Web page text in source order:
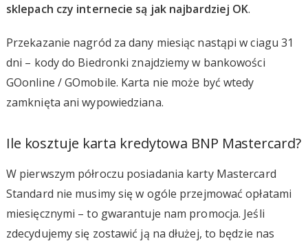
sklepach czy internecie są jak najbardziej OK.
Przekazanie nagród za dany miesiąc nastąpi w ciagu 31
dni – kody do Biedronki znajdziemy w bankowości
GOonline / GOmobile. Karta nie może być wtedy
zamknięta ani wypowiedziana.
Ile kosztuje karta kredytowa BNP Mastercard?
W pierwszym półroczu posiadania karty Mastercard
Standard nie musimy się w ogóle przejmować opłatami
miesięcznymi – to gwarantuje nam promocja. Jeśli
zdecydujemy się zostawić ją na dłużej, to będzie nas